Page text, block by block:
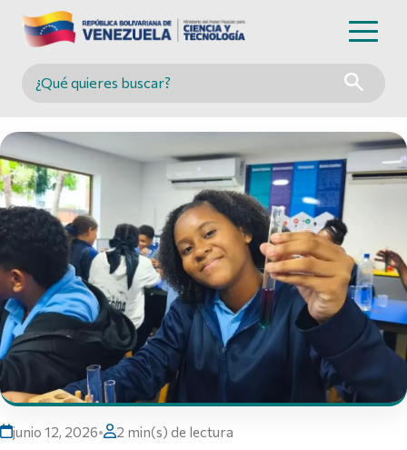
Buscar en MINCYT
junio 12, 2026• 2 min(s) de lectura